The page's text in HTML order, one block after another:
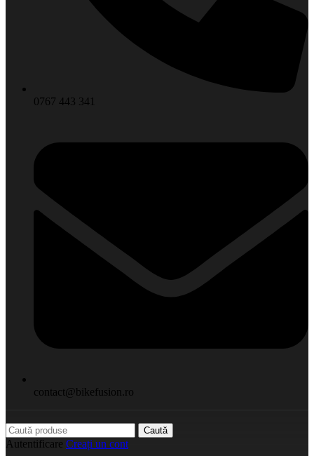
0767 443 341
contact@bikefusion.ro
Caută
Autentificare Creați un cont